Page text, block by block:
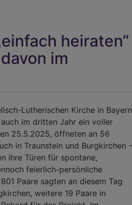
heiraten“
im
Lutherischen Kirche in Bayern
auch im dritten Jahr ein voller
25.5.2025, öffneten an 56
in Traunstein und Burgkirchen -
ihre Türen für spontane,
feierlich-persönliche
Paare sagten an diesem Tag
weitere 19 Paare in